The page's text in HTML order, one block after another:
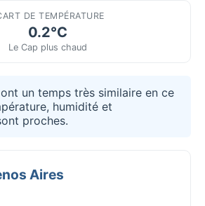
DE TEMPÉRATURE
0.2°C
Le Cap plus chaud
un temps très similaire en ce
humidité et
proches.
Aires